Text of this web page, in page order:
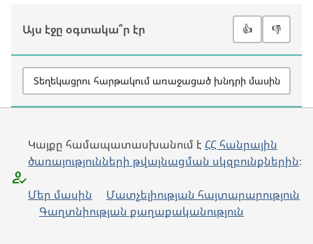
Այս էջը օգտակա՞ր էր 👍 👎
Տեղեկացրու հարթակում առաջացած խնդրի մասին
Կայքը համապատասխանում է ՀՀ հանրային
ծառայությունների թվայնացման սկզբունքներին։
Մեր մասին
Մատչելիության հայտարարություն
Գաղտնիության քաղաքականություն